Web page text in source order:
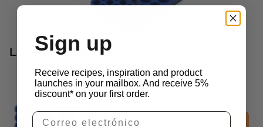
Los chefs suelen combinarlo con
Donut Molds
Sign up
Receive recipes, inspiration and product
launches in your mailbox. And receive 5%
discount* on your first order.